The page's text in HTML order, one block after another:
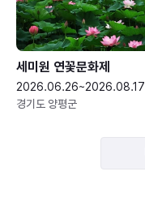
세미원 연꽃문화제
2026.06.26~2026.08.17
경기도 양평군